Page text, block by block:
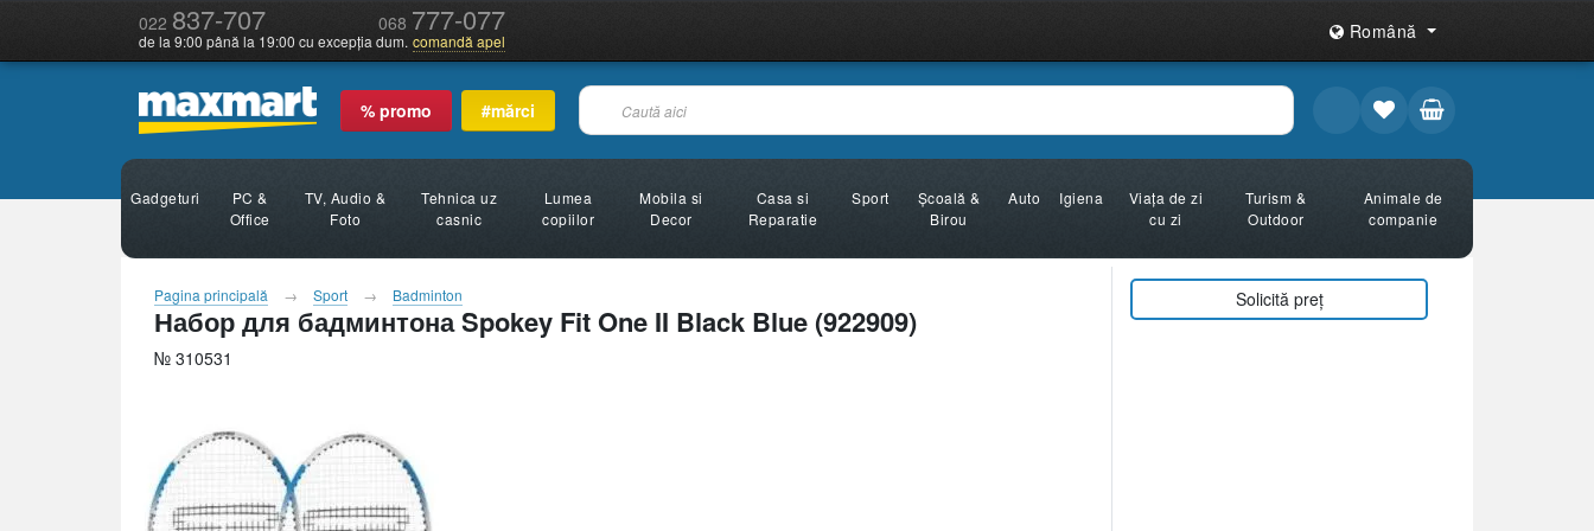
022 837-707 068 777-077
de la 9:00 până la 19:00 cu excepția dum. comandă apel Română
% promo #mărci
Gadgeturi
PC &
Office
TV, Audio &
Foto
Tehnica uz
casnic
Lumea
copiilor
Mobila si
Decor
Casa si
Reparatie
Sport
Şcoală &
Birou
Auto Igiena
Viața de zi
cu zi
Turism &
Outdoor
Animale de
companie
Pagina principală Sport Badminton
Набор для бадминтона Spokey Fit One II Black Blue (922909)
№ 310531
Solicită preț